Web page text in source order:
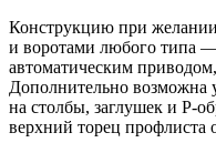
Конструкцию при желании
и воротами любого типа
автоматическим
Дополнительно возможна
на столбы, заглушек и P-
верхний торец профлиста